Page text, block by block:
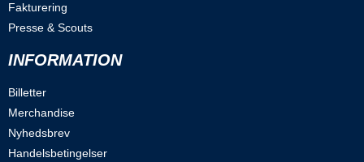
Fakturering
Presse & Scouts
INFORMATION
Billetter
Merchandise
Nyhedsbrev
Handelsbetingelser